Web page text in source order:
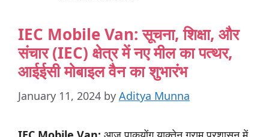
IEC Mobile Van: सूचना, शिक्षा, और
संचार (IEC) क्षेत्र में नए मील का पत्थर,
आईईसी मोबाइल वैन का शुभारंभ
January 11, 2024 by Aditya Munna